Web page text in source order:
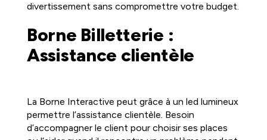
divertissement sans compromettre votre budget.
Borne Billetterie :
Assistance clientèle
La Borne Interactive peut grâce à un led lumineux
permettre l’assistance clientèle. Besoin
d’accompagner le client pour choisir ses places